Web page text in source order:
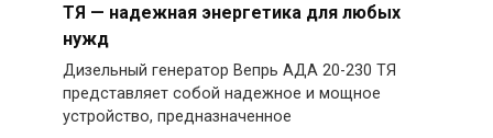
ТЯ — надежная энергетика для любых
нужд
Дизельный генератор Вепрь АДА 20-230 ТЯ
представляет собой надежное и мощное
устройство, предназначенное